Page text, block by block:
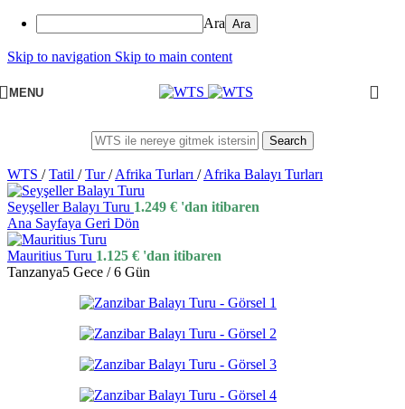
Ara
Skip to navigation Skip to main content
MENU
Search
WTS / Tatil / Tur/ Afrika Turları / Afrika Balayı Turları
Seyşeller Balayı Turu 1.249 € 'dan itibaren
Ana Sayfaya Geri Dön
Mauritius Turu 1.125 € 'dan itibaren
Tanzanya5 Gece / 6 Gün